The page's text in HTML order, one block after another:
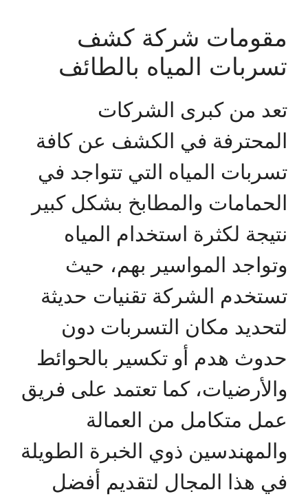
مقومات شركة كشف
تسربات المياه بالطائف
تعد من كبرى الشركات
المحترفة في الكشف عن كافة
تسربات المياه التي تتواجد في
الحمامات والمطابخ بشكل كبير
نتيجة لكثرة استخدام المياه
وتواجد المواسير بهم، حيث
تستخدم الشركة تقنيات حديثة
لتحديد مكان التسربات دون
حدوث هدم أو تكسير بالحوائط
والأرضيات، كما تعتمد على فريق
عمل متكامل من العمالة
والمهندسين ذوي الخبرة الطويلة
في هذا المجال لتقديم أفضل